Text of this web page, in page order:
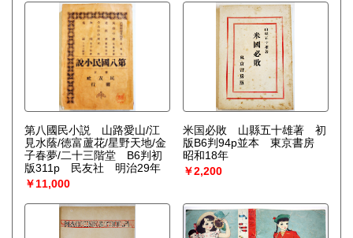
第八國民小説 山路愛山/江
見水蔭/徳富蘆花/星野天地/金
子春夢/二十三階堂 B6判初
版311p 民友社 明治29年
￥11,000
米国必敗 山縣五十雄著 初
版B6判94p並本 東京書房
昭和18年
￥2,200